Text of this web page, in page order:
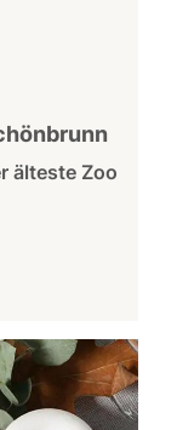
älteste Zoo